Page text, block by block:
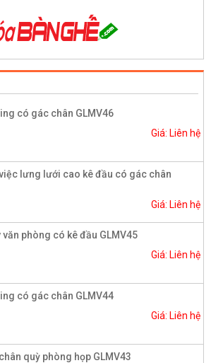
có gác chân GLMV46
Giá: Liên hệ
lưng lưới cao kê đầu có gác chân
Giá: Liên hệ
văn phòng có kê đầu GLMV45
Giá: Liên hệ
có gác chân GLMV44
Giá: Liên hệ
quỳ phòng họp GLMV43